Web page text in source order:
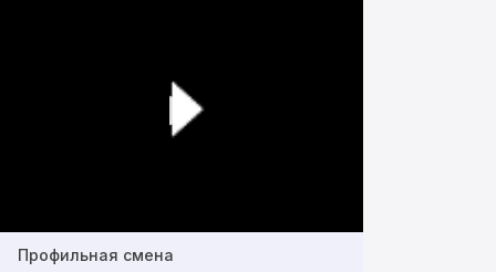
Профильная смена